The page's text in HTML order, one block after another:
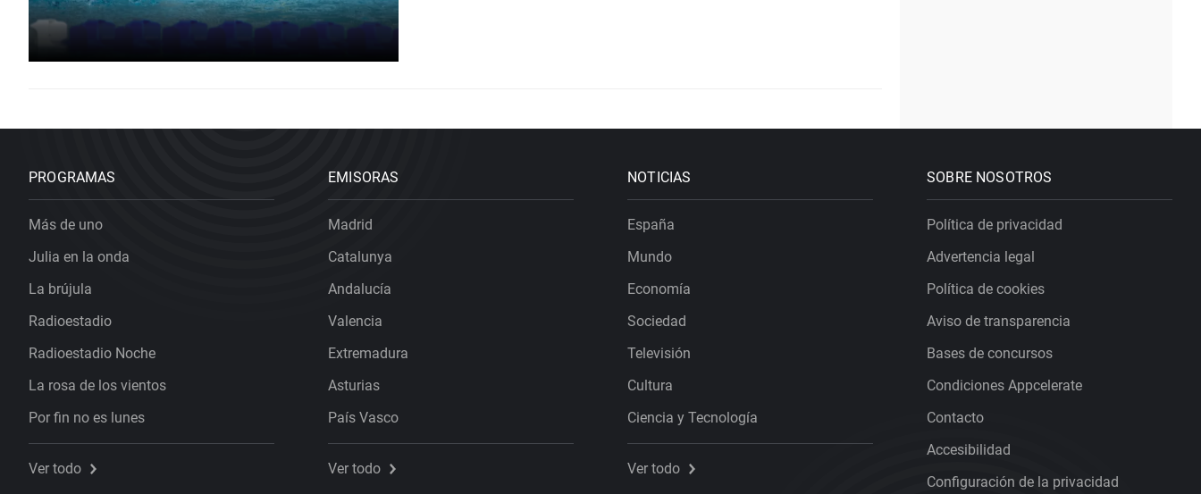
PROGRAMAS
Más de uno
Julia en la onda
La brújula
Radioestadio
Radioestadio Noche
La rosa de los vientos
Por fin no es lunes
Ver todo
EMISORAS
Madrid
Catalunya
Andalucía
Valencia
Extremadura
Asturias
País Vasco
Ver todo
NOTICIAS
España
Mundo
Economía
Sociedad
Televisión
Cultura
Ciencia y Tecnología
Ver todo
SOBRE NOSOTROS
Política de privacidad
Advertencia legal
Política de cookies
Aviso de transparencia
Bases de concursos
Condiciones Appcelerate
Contacto
Accesibilidad
Configuración de la privacidad